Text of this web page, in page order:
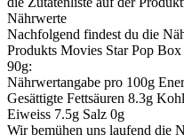
Nährwerte
Nachfolgend findest du die
Produkts Movies Star Pop
90g:
Nährwertangabe pro 100g
Gesättigte Fettsäuren 8.3g
Eiweiss 7.5g Salz 0g
Wir bemühen uns laufend die